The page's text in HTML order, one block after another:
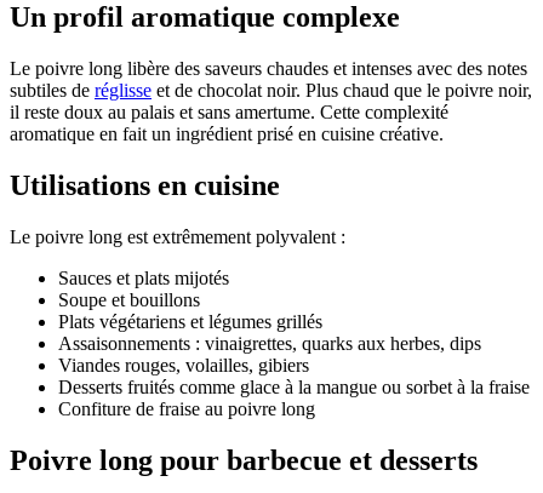
Un profil aromatique complexe
Le poivre long libère des saveurs chaudes et intenses avec des notes
subtiles de réglisse et de chocolat noir. Plus chaud que le poivre noir,
il reste doux au palais et sans amertume. Cette complexité
aromatique en fait un ingrédient prisé en cuisine créative.
Utilisations en cuisine
Le poivre long est extrêmement polyvalent :
Sauces et plats mijotés
Soupe et bouillons
Plats végétariens et légumes grillés
Assaisonnements : vinaigrettes, quarks aux herbes, dips
Viandes rouges, volailles, gibiers
Desserts fruités comme glace à la mangue ou sorbet à la fraise
Confiture de fraise au poivre long
Poivre long pour barbecue et desserts